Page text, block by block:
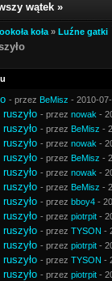
wątek »
koła » Luźne gatki
- przez BeMisz - 2010-
- przez nowak -
- przez BeMisz -
- przez nowak -
- przez BeMisz -
- przez nowak -
- przez BeMisz -
- przez bboy4 -
- przez piotrpit -
- przez TYSON -
- przez piotrpit -
- przez TYSON -
- przez piotrpit -